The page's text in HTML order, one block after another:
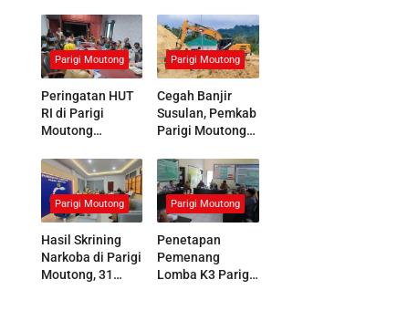
Parigi Moutong
Peringatan HUT
RI di Parigi
Moutong
Meriah,
Koordinasi
Panitia
Dimatangkan
Parigi Moutong
Cegah Banjir
Susulan, Pemkab
Parigi Moutong
Berat
Normalisasi
Sungai Air Panas
Parigi Moutong
Hasil Skrining
Narkoba di Parigi
Moutong, 31
Parigi Moutong
Penetapan
Pemenang
Lomba K3 Parigi